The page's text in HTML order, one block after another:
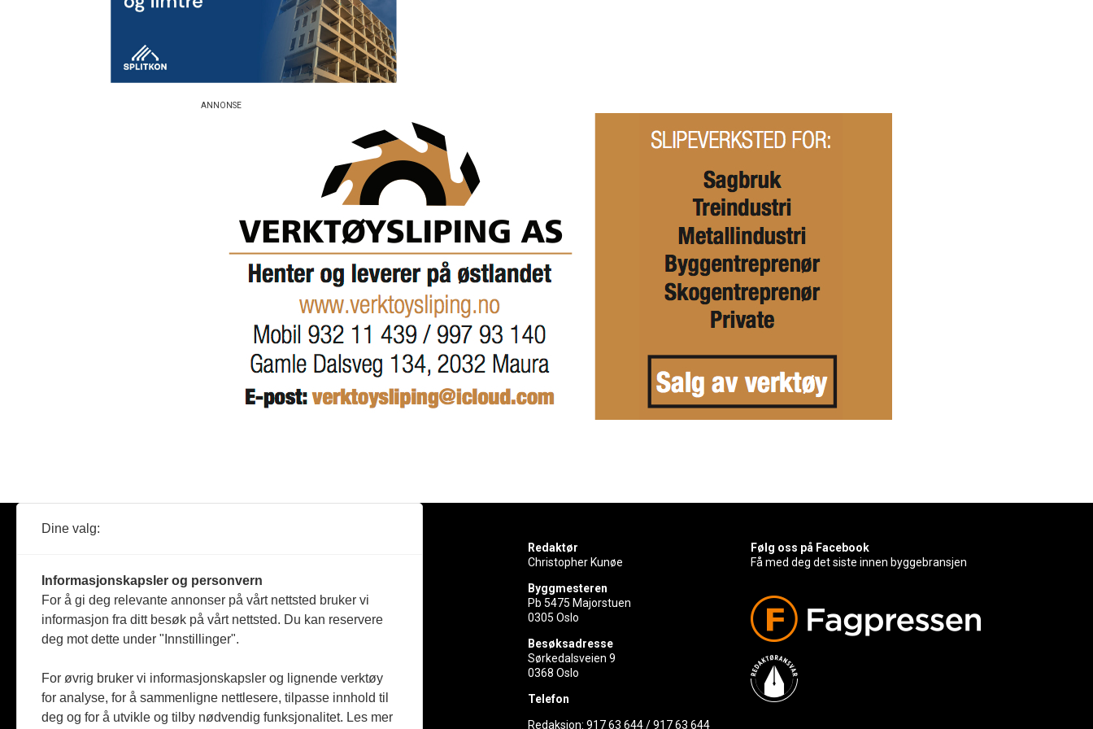
Reportasje
Produkter
Jobbmarked
Redaktør
Christopher Kunøe
Byggmesteren
Pb 5475 Majorstuen
0305 Oslo
Besøksadresse
Sørkedalsveien 9
0368 Oslo
Telefon
Redaksjon:917 63 644/917 63 644
Følg oss på Facebook
Få med deg det siste innen byggebransjen
Dine valg:
Informasjonskapsler og personvern
For å gi deg relevante annonser på vårt nettsted bruker vi
informasjon fra ditt besøk på vårt nettsted. Du kan reservere
deg mot dette under "Innstillinger".
For øvrig bruker vi informasjonskapsler og lignende verktøy
for analyse, for å sammenligne nettlesere, tilpasse innhold til
deg og for å utvikle og tilby nødvendig funksjonalitet. Les mer